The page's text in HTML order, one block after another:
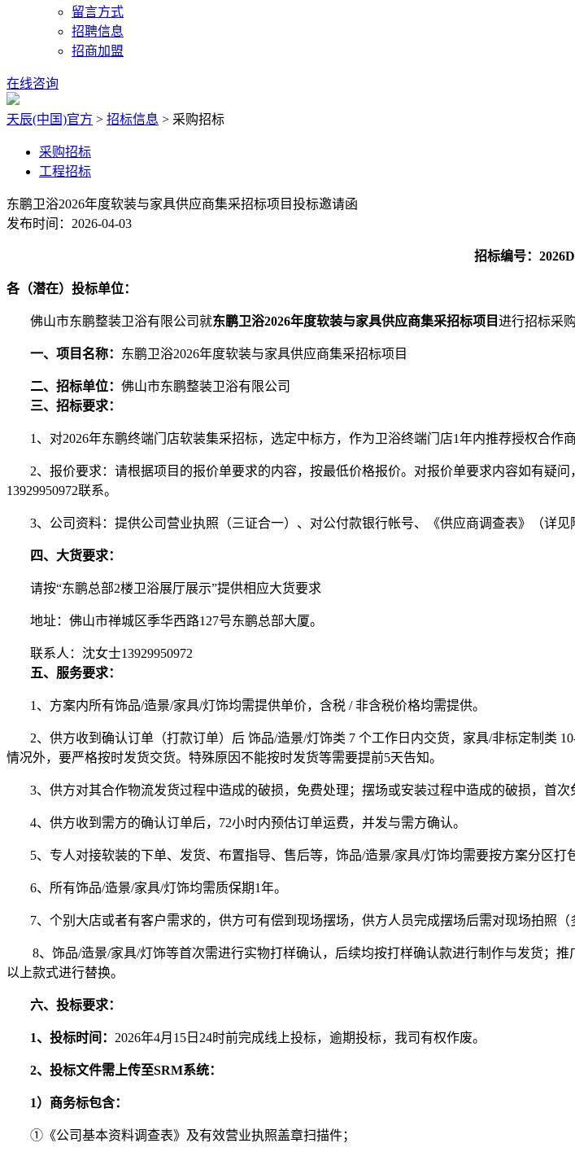
留言方式
招聘信息
招商加盟
在线咨询
天辰(中国)官方 > 招标信息 > 采购招标
采购招标
工程招标
东鹏卫浴2026年度软装与家具供应商集采招标项目投标邀请函
发布时间： 2026-04-03
招标编号：
各（潜在）投标单位：
佛山市东鹏整装卫浴有限公司就东鹏卫浴2026年度软装与家具供应商集采招标项目进行招标采
一、项目名称： 东鹏卫浴2026年度软装与家具供应商集采招标项目
二、招标单位：佛山市东鹏整装卫浴有限公司
三、招标要求：
1、对2026年东鹏终端门店软装集采招标，选定中标方，作为卫浴终端门店1年内推荐授权合作商
2、报价要求：请根据项目的报价单要求的内容，按最低价格报价。对报价单要求内容如有疑问
13929950972联系。
3、公司资料：提供公司营业执照（三证合一）、对公付款银行帐号、《供应商调查表》（详见
四、大货要求：
请按“东鹏总部2楼卫浴展厅展示”提供相应大货要求
地址：佛山市禅城区季华西路127号东鹏总部大厦。
联系人：沈女士13929950972
五、服务要求：
1、 方案内所有饰品/造景/家具/灯饰均需提供单价，含税 / 非含税价格均需提供。
2、供方收到确认订单（打款订单）后 饰品/造景/灯饰类 7 个工作日内交货，家具/非标定制类
情况外，要严格按时发货交货。特殊原因不能按时发货等需要提前5天告知。
3、供方对其合作物流发货过程中造成的破损，免费处理；摆场或安装过程中造成的破损，首次
4、供方收到需方的确认订单后， 72小时内预估订单运费，并发与需方确认。
5、专人对接软装的下单、发货、布置指导、售后等，饰品/造景/家具/灯饰均需要按方案分区打
6、 所有饰品/造景/家具/灯饰均需质保期1年。
7、个别大店或者有客户需求的，供方可有偿到现场摆场，供方人员完成摆场后需对现场拍照（
8、 饰品/造景/家具/灯饰等首次需进行实物打样确认，后续均按打样确认款进行制作与发货；
以上款式进行替换。
六、投标要求：
1、投标时间： 2026年4月15 日 24时前完成线上投标，逾期投标，我司有权作废。
2、投标文件需上传至SRM系统：
1）商务标包含：
①《公司基本资料调查表》及有效营业执照盖章扫描件；